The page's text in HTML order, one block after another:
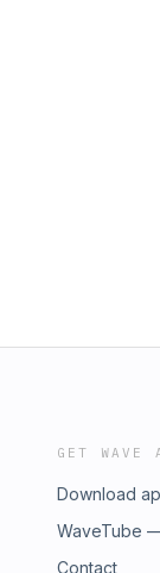
GET WAVE
Download
WaveTube
Contact